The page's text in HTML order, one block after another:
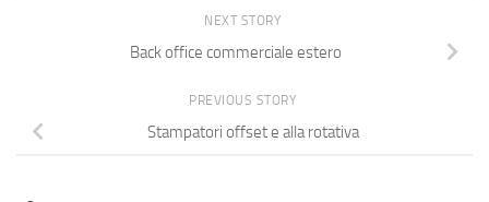
NEXT STORY
Back office commerciale estero
PREVIOUS STORY
Stampatori offset e alla rotativa